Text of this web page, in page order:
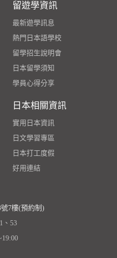
留遊學資訊
最新遊學訊息
熱門日本語學校
留學招生說明會
日本留學須知
學員心得分享
日本相關資訊
實用日本資訊
日文學習專區
日本打工度假
好用連結
7樓(預約制)
、53